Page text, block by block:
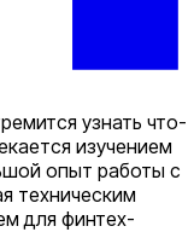
узнать что-
изучением
опыт работы с
техническим
для финтех-